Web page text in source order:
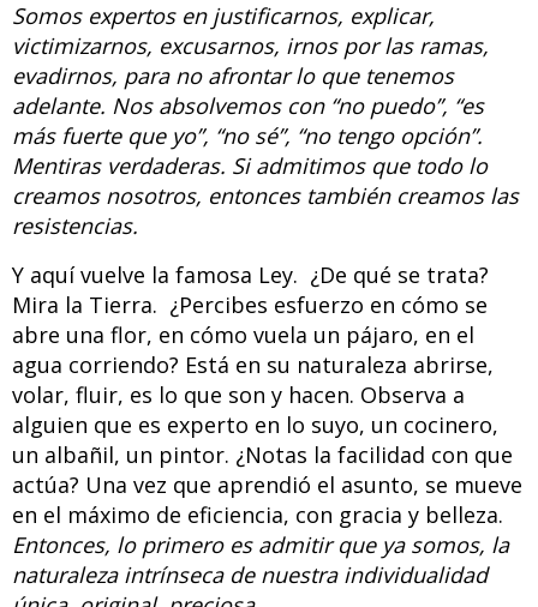
Somos expertos en justificarnos, explicar,
victimizarnos, excusarnos, irnos por las ramas,
evadirnos, para no afrontar lo que tenemos
adelante. Nos absolvemos con “no puedo”, “es
más fuerte que yo”, “no sé”, “no tengo opción”.
Mentiras verdaderas. Si admitimos que todo lo
creamos nosotros, entonces también creamos las
resistencias.
Y aquí vuelve la famosa Ley. ¿De qué se trata?
Mira la Tierra. ¿Percibes esfuerzo en cómo se
abre una flor, en cómo vuela un pájaro, en el
agua corriendo? Está en su naturaleza abrirse,
volar, fluir, es lo que son y hacen. Observa a
alguien que es experto en lo suyo, un cocinero,
un albañil, un pintor. ¿Notas la facilidad con que
actúa? Una vez que aprendió el asunto, se mueve
en el máximo de eficiencia, con gracia y belleza.
Entonces, lo primero es admitir que ya somos, la
naturaleza intrínseca de nuestra individualidad